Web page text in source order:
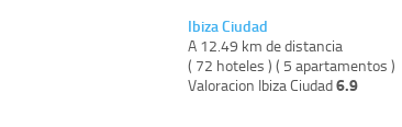
Ibiza Ciudad
A 12.49 km de distancia
( 72 hoteles ) ( 5 apartamentos )
Valoracion Ibiza Ciudad6.9